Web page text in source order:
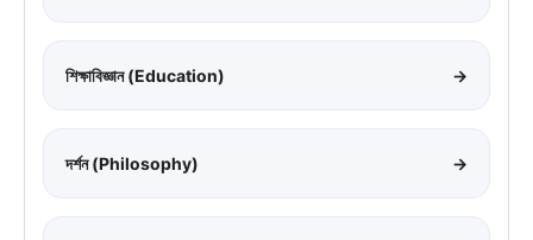
শিক্ষাবিজ্ঞান (Education) →
দর্শন (Philosophy) →